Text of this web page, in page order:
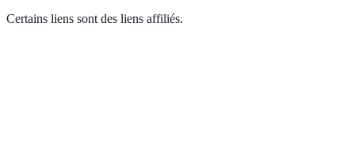
Certains liens sont des liens affiliés.